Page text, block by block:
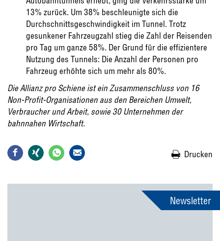
13% zurück. Um 38% beschleunigte sich die
Durchschnittsgeschwindigkeit im Tunnel. Trotz
gesunkener Fahrzeugzahl stieg die Zahl der Reisenden
pro Tag um ganze 58%. Der Grund für die effizientere
Nutzung des Tunnels: Die Anzahl der Personen pro
Fahrzeug erhöhte sich um mehr als 80%.
Die Allianz pro Schiene ist ein Zusammenschluss von 16
Non-Profit-Organisationen aus den Bereichen Umwelt,
Verbraucher und Arbeit, sowie 30 Unternehmen der
bahnnahen Wirtschaft.
Drucken
Newsletter